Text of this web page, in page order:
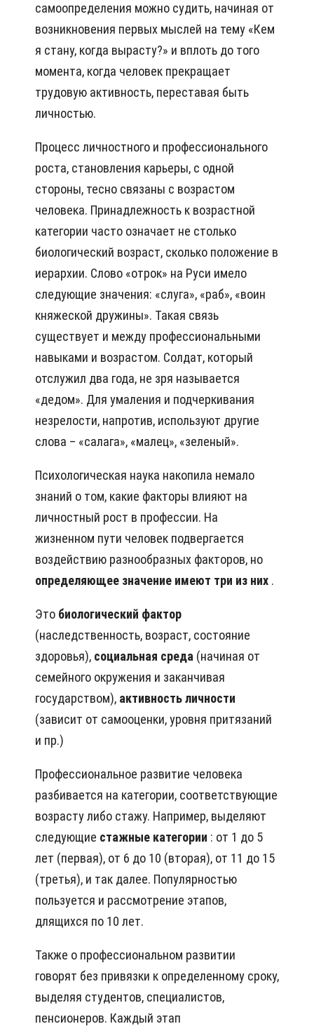
самоопределения можно судить, начиная от
возникновения первых мыслей на тему «Кем
я стану, когда вырасту?» и вплоть до того
момента, когда человек прекращает
трудовую активность, переставая быть
личностью.
Процесс личностного и профессионального
роста, становления карьеры, с одной
стороны, тесно связаны с возрастом
человека. Принадлежность к возрастной
категории часто означает не столько
биологический возраст, сколько положение в
иерархии. Слово «отрок» на Руси имело
следующие значения: «слуга», «раб», «воин
княжеской дружины». Такая связь
существует и между профессиональными
навыками и возрастом. Солдат, который
отслужил два года, не зря называется
«дедом». Для умаления и подчеркивания
незрелости, напротив, используют другие
слова – «салага», «малец», «зеленый».
Психологическая наука накопила немало
знаний о том, какие факторы влияют на
личностный рост в профессии. На
жизненном пути человек подвергается
воздействию разнообразных факторов, но
определяющее значение имеют три из них .
Это биологический фактор
(наследственность, возраст, состояние
здоровья), социальная среда (начиная от
семейного окружения и заканчивая
государством), активность личности
(зависит от самооценки, уровня притязаний
и пр.)
Профессиональное развитие человека
разбивается на категории, соответствующие
возрасту либо стажу. Например, выделяют
следующие стажные категории : от 1 до 5
лет (первая), от 6 до 10 (вторая), от 11 до 15
(третья), и так далее. Популярностью
пользуется и рассмотрение этапов,
длящихся по 10 лет.
Также о профессиональном развитии
говорят без привязки к определенному сроку,
выделяя студентов, специалистов,
пенсионеров. Каждый этап